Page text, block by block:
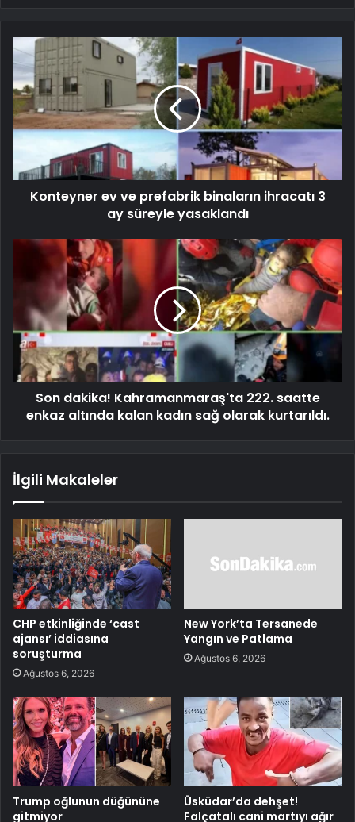
Konteyner ev ve prefabrik binaların ihracatı 3
ay süreyle yasaklandı
Son dakika! Kahramanmaraş'ta 222. saatte
enkaz altında kalan kadın sağ olarak kurtarıldı.
İlgili Makaleler
CHP etkinliğinde ‘cast
ajansı’ iddiasına
soruşturma
Ağustos 6, 2026
New York’ta Tersanede
Yangın ve Patlama
Ağustos 6, 2026
Trump oğlunun düğününe
gitmiyor
Üsküdar’da dehşet!
Falçatalı cani martıyı ağır